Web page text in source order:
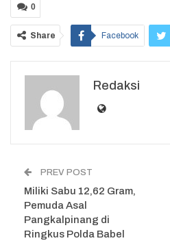
0
Share Facebook
Redaksi
PREV POST
Miliki Sabu 12,62 Gram,
Pemuda Asal
Pangkalpinang di
Ringkus Polda Babel